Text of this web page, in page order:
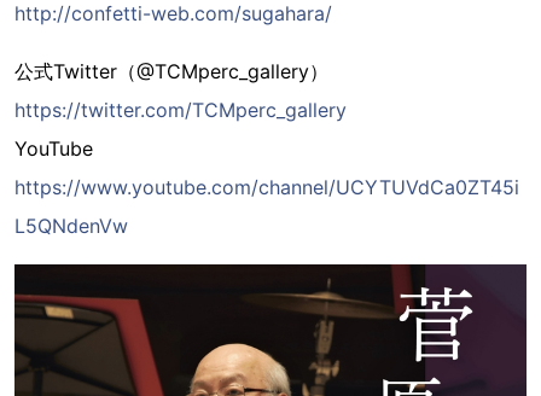
http://confetti-web.com/sugahara/
公式Twitter（@TCMperc_gallery）
https://twitter.com/TCMperc_gallery
YouTube
https://www.youtube.com/channel/UCYTUVdCa0ZT45i
L5QNdenVw